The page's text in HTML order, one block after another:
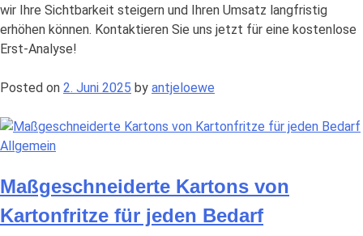
wir Ihre Sichtbarkeit steigern und Ihren Umsatz langfristig
erhöhen können. Kontaktieren Sie uns jetzt für eine kostenlose
Erst-Analyse!
Posted on 2. Juni 2025 by antjeloewe
Allgemein
Maßgeschneiderte Kartons von
Kartonfritze für jeden Bedarf